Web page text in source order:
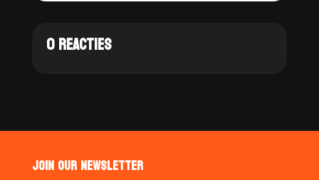
0 REACTIES
JOIN OUR NEWSLETTER